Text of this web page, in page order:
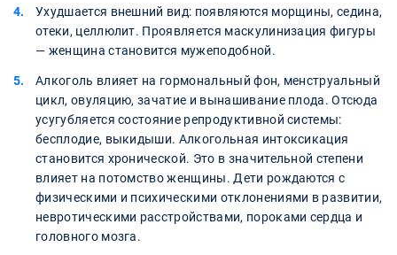
Ухудшается внешний вид: появляются морщины, седина,
отеки, целлюлит. Проявляется маскулинизация фигуры
— женщина становится мужеподобной.
Алкоголь влияет на гормональный фон, менструальный
цикл, овуляцию, зачатие и вынашивание плода. Отсюда
усугубляется состояние репродуктивной системы:
бесплодие, выкидыши. Алкогольная интоксикация
становится хронической. Это в значительной степени
влияет на потомство женщины. Дети рождаются с
физическими и психическими отклонениями в развитии,
невротическими расстройствами, пороками сердца и
головного мозга.